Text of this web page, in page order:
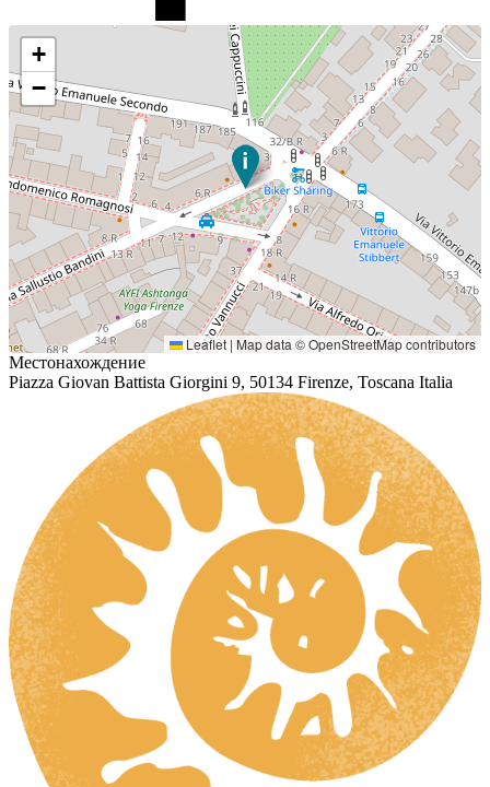
+
−
Leaflet| Map data ©OpenStreetMapcontributors
Местонахождение
Piazza Giovan Battista Giorgini 9, 50134 Firenze, Toscana Italia